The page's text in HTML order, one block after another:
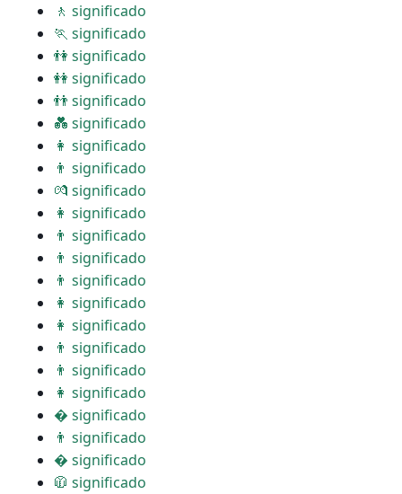
🚶 significado
🏃 significado
👫 significado
👭 significado
👬 significado
💑 significado
👩 significado
👨 significado
💏 significado
👩 significado
👨 significado
👨 significado
👨 significado
👩 significado
👩 significado
👨 significado
👨 significado
👩 significado
� significado
👨 significado
� significado
🧥 significado